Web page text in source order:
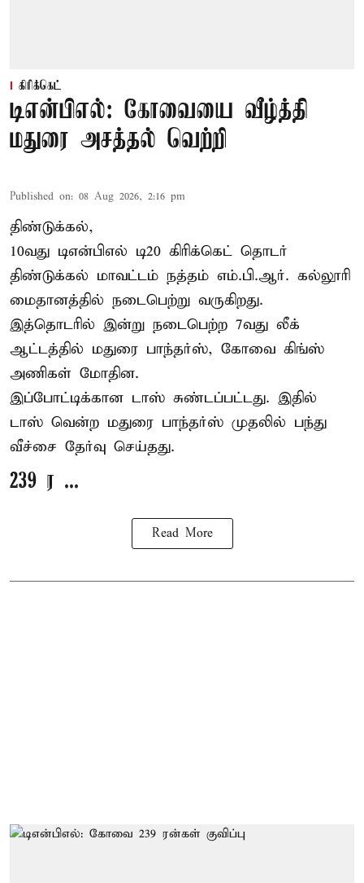
கிரிக்கெட்
டிஎன்பிஎல்: கோவையை வீழ்த்தி
மதுரை அசத்தல் வெற்றி
Published on: 08 Aug 2026, 2:16 pm
திண்டுக்கல்,
10வது டிஎன்பிஎல் டி20 கிரிக்கெட் தொடர்
திண்டுக்கல் மாவட்டம் நத்தம் எம்.பி.ஆர். கல்லூரி
மைதானத்தில் நடைபெற்று வருகிறது.
இத்தொடரில் இன்று நடைபெற்ற 7வது லீக்
ஆட்டத்தில் மதுரை பாந்தர்ஸ், கோவை கிங்ஸ்
அணிகள் மோதின.
இப்போட்டிக்கான டாஸ் சுண்டப்பட்டது. இதில்
டாஸ் வென்ற மதுரை பாந்தர்ஸ் முதலில் பந்து
வீச்சை தேர்வு செய்தது.
239 ர ...
Read More